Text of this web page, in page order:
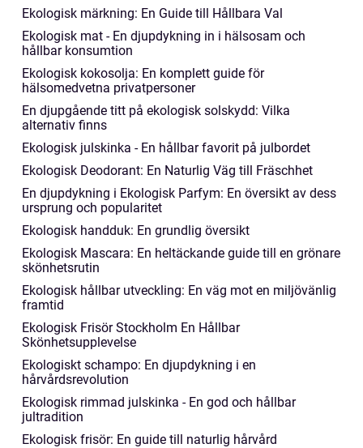
Ekologisk märkning: En Guide till Hållbara Val
Ekologisk mat - En djupdykning in i hälsosam och
hållbar konsumtion
Ekologisk kokosolja: En komplett guide för
hälsomedvetna privatpersoner
En djupgående titt på ekologisk solskydd: Vilka
alternativ finns
Ekologisk julskinka - En hållbar favorit på julbordet
Ekologisk Deodorant: En Naturlig Väg till Fräschhet
En djupdykning i Ekologisk Parfym: En översikt av dess
ursprung och popularitet
Ekologisk handduk: En grundlig översikt
Ekologisk Mascara: En heltäckande guide till en grönare
skönhetsrutin
Ekologisk hållbar utveckling: En väg mot en miljövänlig
framtid
Ekologisk Frisör Stockholm En Hållbar
Skönhetsupplevelse
Ekologiskt schampo: En djupdykning i en
hårvårdsrevolution
Ekologisk rimmad julskinka - En god och hållbar
jultradition
Ekologisk frisör: En guide till naturlig hårvård